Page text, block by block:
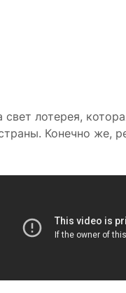
свет лотерея,
Конечно же,